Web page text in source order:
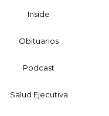
Inside
Obituarios
Podcast
Salud Ejecutiva